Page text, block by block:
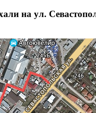
на ул.